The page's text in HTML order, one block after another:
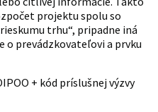
projektu spolu so
trhu“, pripadne iná
o prevádzkovateľovi a prvku
+ kód príslušnej výzvy